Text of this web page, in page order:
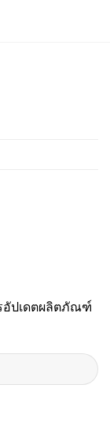
อัปเดตผลิตภัณฑ์